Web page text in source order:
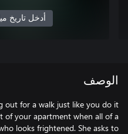
أدخل تاريخ
الوصف
out for a walk just like you do it
of your apartment when all of a
looks frightened. She asks to